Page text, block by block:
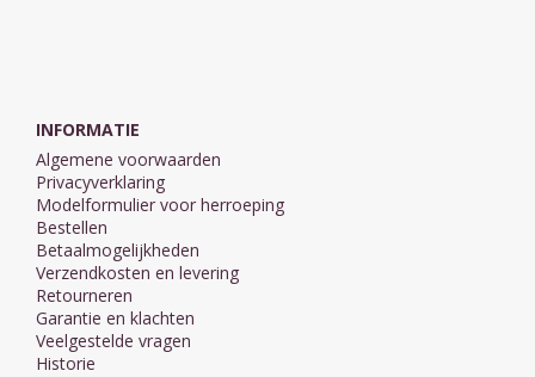
INFORMATIE
Algemene voorwaarden
Privacyverklaring
Modelformulier voor herroeping
Bestellen
Betaalmogelijkheden
Verzendkosten en levering
Retourneren
Garantie en klachten
Veelgestelde vragen
Historie